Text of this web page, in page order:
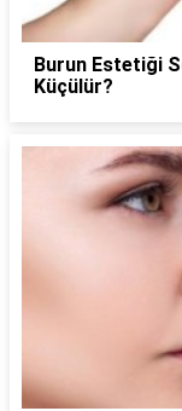
Burun Estetiği
Küçülür?